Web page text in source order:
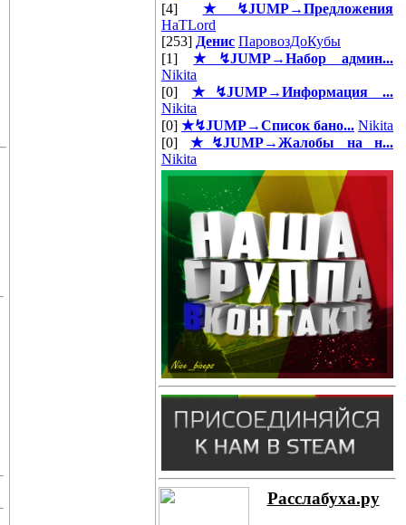
[4] ★↯JUMP→Предложения
HaTLord
[253] Денис ПаровозДоКубы
[1]★↯JUMP→Набор админ...
Nikita
[0] ★↯JUMP→Информация ...
Nikita
[0] ★↯JUMP→Список бано... Nikita
[0] ★↯JUMP→Жалобы на н...
Nikita
Расслабуха.ру